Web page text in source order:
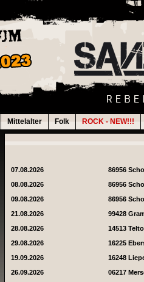
Mittelalter Folk ROCK - NEW!!!
07.08.2026
86956
08.08.2026
86956
09.08.2026
86956
21.08.2026
99428
28.08.2026
14513
29.08.2026
16225
19.09.2026
16248
26.09.2026
06217